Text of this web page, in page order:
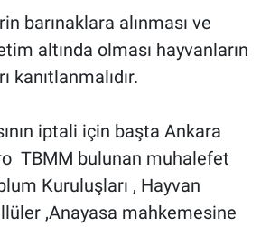
barınaklara alınması ve
altında olması hayvanların
kanıtlanmalıdır.
iptali için başta Ankara
TBMM bulunan muhalefet
Kuruluşları , Hayvan
,Anayasa mahkemesine